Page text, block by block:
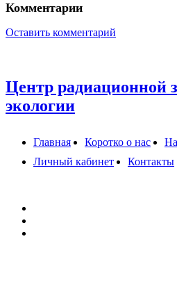
Комментарии
Оставить комментарий
Центр радиационной
экологии
Главная Коротко о нас
Личный кабинет
Контакты